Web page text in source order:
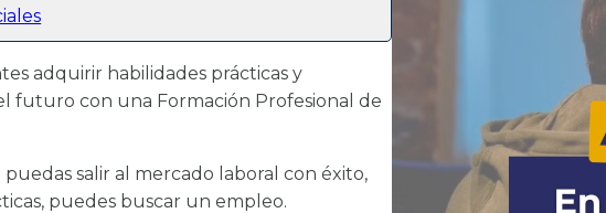
adquirir habilidades prácticas y
futuro con una Formación Profesional de
salir al mercado laboral con éxito,
puedes buscar un empleo.